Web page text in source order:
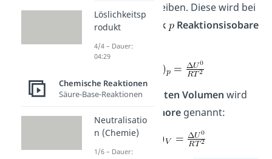
Gleichung
beschreiben. Diese wird bei
konstantem Druck
Reaktionsisobare
genannt:
Bei einemkonstanten Volumen wird
Reaktionsisochore genannt:
Löslichkeitsp
rodukt
4/4 – Dauer:
04:29
Chemische Reaktionen
Säure-Base-Reaktionen
Neutralisatio
n (Chemie)
1/6 – Dauer: